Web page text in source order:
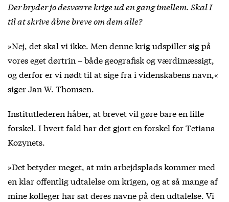
Der bryder jo desværre krige ud en gang imellem. Skal I
til at skrive åbne breve om dem alle?
»Nej, det skal vi ikke. Men denne krig udspiller sig på
vores eget dørtrin – både geografisk og værdimæssigt,
og derfor er vi nødt til at sige fra i videnskabens navn,«
siger Jan W. Thomsen.
Institutlederen håber, at brevet vil gøre bare en lille
forskel. I hvert fald har det gjort en forskel for Tetiana
Kozynets.
»Det betyder meget, at min arbejdsplads kommer med
en klar offentlig udtalelse om krigen, og at så mange af
mine kolleger har sat deres navne på den udtalelse. Vi